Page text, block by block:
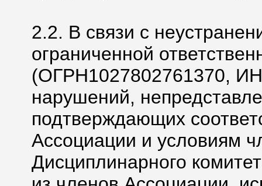
2.2. В связи с
ограниченной
(ОГРН1027802761370,
нарушений,
подтверждающих
Ассоциации и условиям
Дисциплинарного